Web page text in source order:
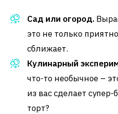
Сад или огород.
это не только
сближает.
Кулинарный
что-то необычное –
из вас сделает супер-
торт?